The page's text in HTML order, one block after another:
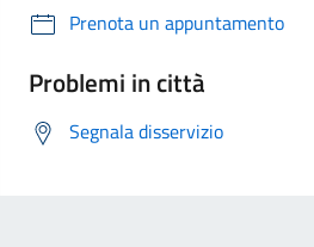
Prenota un appuntamento
Problemi in città
Segnala disservizio